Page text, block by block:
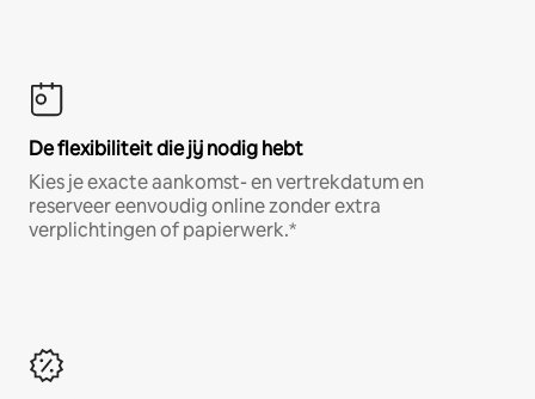
De flexibiliteit die jij nodig hebt
Kies je exacte aankomst- en vertrekdatum en
reserveer eenvoudig online zonder extra
verplichtingen of papierwerk.*